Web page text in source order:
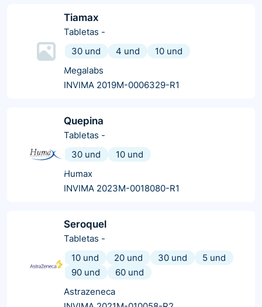
Tiamax
Tabletas -
30 und
4 und
10 und
Megalabs
INVIMA 2019M-0006329-R1
Quepina
Tabletas -
30 und
10 und
Humax
INVIMA 2023M-0018080-R1
Seroquel
Tabletas -
10 und
20 und 30 und
5 und
90 und
60 und
Astrazeneca